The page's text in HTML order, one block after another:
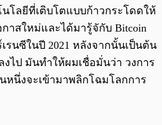
โลยีที่เติบโตแบบก้าวกระโดดให้
าสใหม่และได้มารู้จักับ Bitcoin
รนซีในปี 2021 หลังจากนั้นเป็นต้น
ไป มันทำให้ผมเชื่อมั่นว่า วงการ
นึ่งจะเข้ามาพลิกโฉมโลกการ